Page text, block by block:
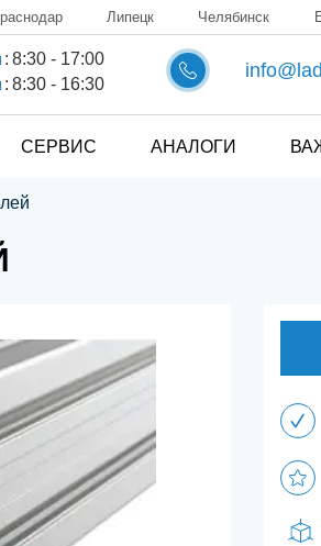
Липецк Челябинск
: 8:30 - 17:00
: 8:30 - 16:30
СЕРВИС АНАЛОГИ